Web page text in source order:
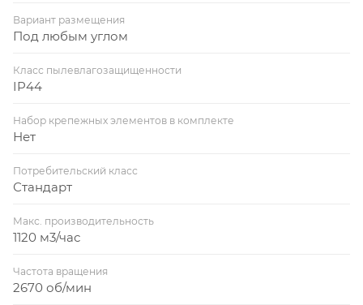
Вариант размещения
Под любым углом
Класс пылевлагозащищенности
IP44
Набор крепежных элементов в комплекте
Нет
Потребительский класс
Стандарт
Макс. производительность
1120 м3/час
Частота вращения
2670 об/мин